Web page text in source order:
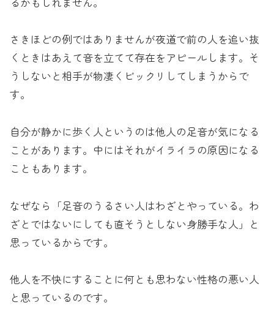
さきほどの例ではありませんが夜道で前の人を追い抜
くときはあえて音を立てて存在をアピールします。そ
うしないと相手が物凄くビックリしてしまうからで
す。
自分が静かに歩く人というのは他人の足音が気になる
ことがあります。中にはそれがイライラの原因になる
こともあります。
なぜなら「足音のうるさい人はわざとやっている。わ
ざとではないにしても直そうとしない身勝手な人」と
思っているからです。
他人を不快にすることに何とも思わない性格の悪い人
と思っているのです。